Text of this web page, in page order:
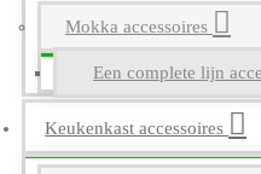
Mokka accessoires
Een complete lijn
Keukenkast accessoires